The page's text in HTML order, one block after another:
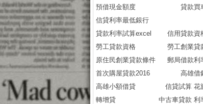
預借現金額度
貸款買
信貸利率最低銀行
貸款利率試算excel
信用貸款資
勞工貸款資格
勞工創業貸
原住民創業貸款條件
郵局借款利
首次購屋貸款2016
高雄借
高雄小額借貸
信貸試算 花
轉增貸
中古車貸款 利